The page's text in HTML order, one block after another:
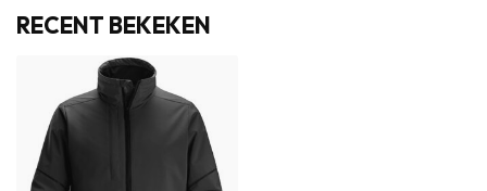
RECENT BEKEKEN